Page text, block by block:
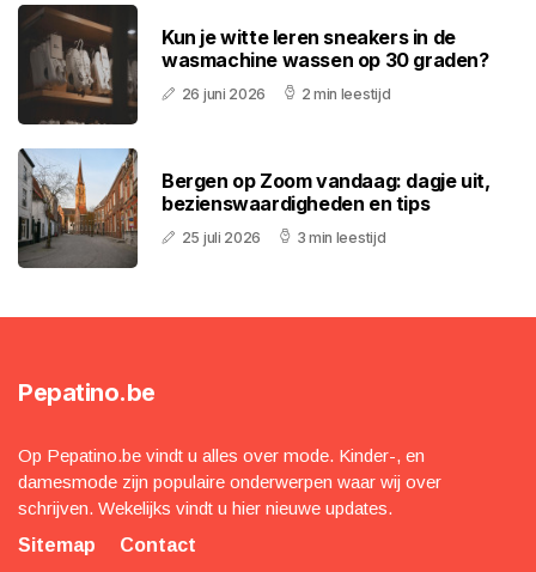
Kun je witte leren sneakers in de
wasmachine wassen op 30 graden?
26 juni 2026 2 min leestijd
Bergen op Zoom vandaag: dagje uit,
bezienswaardigheden en tips
25 juli 2026 3 min leestijd
Pepatino.be
Op Pepatino.be vindt u alles over mode. Kinder-, en
damesmode zijn populaire onderwerpen waar wij over
schrijven. Wekelijks vindt u hier nieuwe updates.
Sitemap
Contact